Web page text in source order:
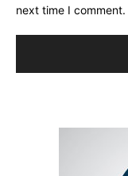
next time I comment.